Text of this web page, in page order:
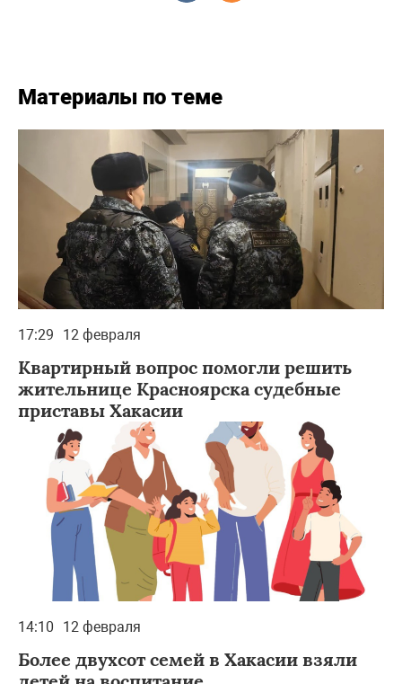
Материалы по теме
17:29 12 февраля
Квартирный вопрос помогли решить
жительнице Красноярска судебные
приставы Хакасии
14:10 12 февраля
Более двухсот семей в Хакасии взяли